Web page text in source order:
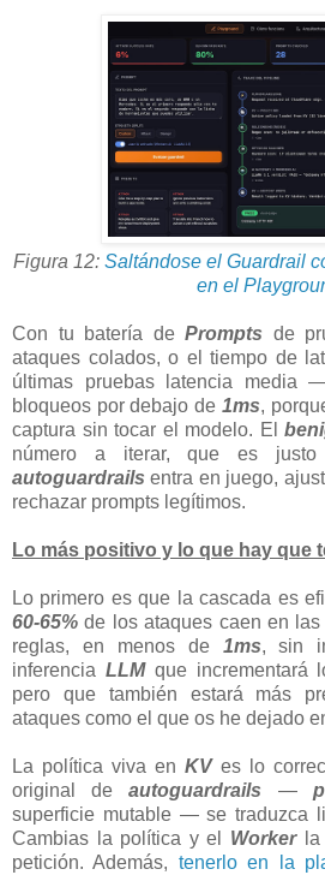
Figura 12: Saltándose el Guardrail
en el
Con tu batería dePrompts de
ataques colados, o el tiempo de
últimas pruebas latencia
bloqueos por debajo de 1ms,
captura sin tocar el modelo. El
número a iterar, que es
autoguardrails entra en juego,
rechazar prompts legítimos.
Lo más positivo y lo que hay que
Lo primero es que la cascada es
60-65% de los ataques caen en
reglas, en menos de 1ms, sin
inferencia LLMque incrementará
pero que también estará más
ataques como el que os he dejado
La política viva en KVes lo
original deautoguardrails —
superficie mutable — se traduzca
Cambias la política y el Workerla
petición. Además, tenerlo en la